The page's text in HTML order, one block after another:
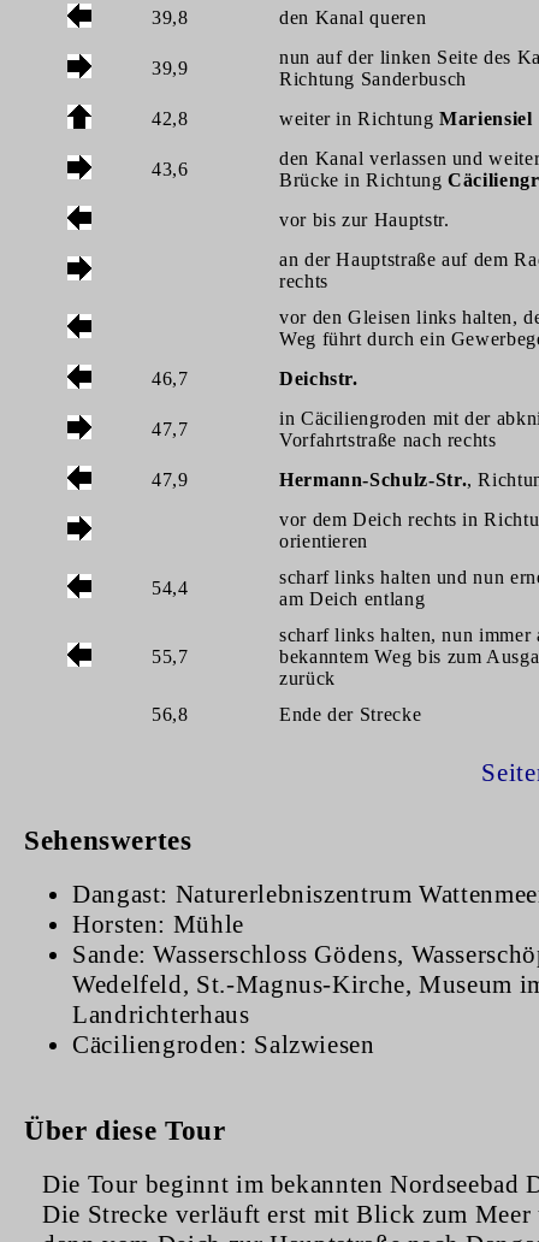
39,8 den Kanal queren
39,9
nun auf der linken Seite des
Richtung Sanderbusch
42,8
weiter in RichtungMariensiel
43,6
den Kanal verlassen und
Brücke in Richtung
vor bis zur Hauptstr.
an der Hauptstraße auf dem
rechts
vor den Gleisen links halten,
Weg führt durch ein
46,7
Deichstr.
47,7
in Cäciliengroden mit der
Vorfahrtstraße nach rechts
47,9
Hermann-Schulz-Str.,
vor dem Deich rechts in
orientieren
54,4
scharf links halten und nun
am Deich entlang
55,7
scharf links halten, nun immer
bekanntem Weg bis zum
zurück
56,8
Ende der Strecke
Sehenswertes
Dangast: Naturerlebniszentrum
Horsten: Mühle
Sande: Wasserschloss Gödens,
Wedelfeld, St.-Magnus-Kirche, Museum
Landrichterhaus
Cäciliengroden: Salzwiesen
Über diese Tour
Die Tour beginnt im bekannten Nordseebad
Die Strecke verläuft erst mit Blick zum Meer